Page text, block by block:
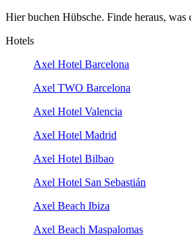
Hier buchen Hübsche. Finde heraus,
Hotels
Axel Hotel Barcelona
Axel TWO Barcelona
Axel Hotel Valencia
Axel Hotel Madrid
Axel Hotel Bilbao
Axel Hotel San Sebastián
Axel Beach Ibiza
Axel Beach Maspalomas